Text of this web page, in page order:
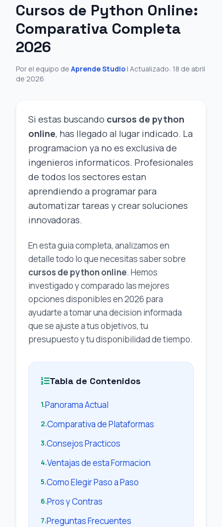
Cursos de Python Online:
Comparativa Completa
2026
Por el equipo de Aprende Studio | Actualizado: 18 de abril
de 2026
Si estas buscando cursos de python
online, has llegado al lugar indicado. La
programacion ya no es exclusiva de
ingenieros informaticos. Profesionales
de todos los sectores estan
aprendiendo a programar para
automatizar tareas y crear soluciones
innovadoras.
En esta guia completa, analizamos en
detalle todo lo que necesitas saber sobre
cursos de python online. Hemos
investigado y comparado las mejores
opciones disponibles en 2026 para
ayudarte a tomar una decision informada
que se ajuste a tus objetivos, tu
presupuesto y tu disponibilidad de tiempo.
Tabla de Contenidos
1.Panorama Actual
2.Comparativa de Plataformas
3.Consejos Practicos
4.Ventajas de esta Formacion
5.Como Elegir Paso a Paso
6.Pros y Contras
7.Preguntas Frecuentes